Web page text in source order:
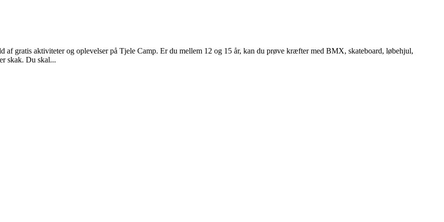
af gratis aktiviteter og oplevelser på Tjele Camp. Er du mellem 12 og 15 år, kan du prøve kræfter med BMX, skateboard, løbehjul,
skak. Du skal...